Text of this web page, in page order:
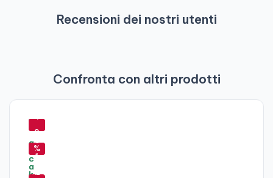
Recensioni dei nostri utenti
Confronta con altri prodotti
-
6
2
%
-
5
5
5
%
5
1
%
-
4
8
%